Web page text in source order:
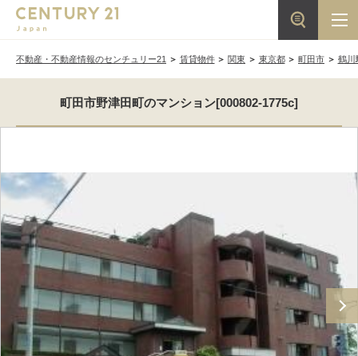
不動産・不動産情報のセンチュリー21 賃貸物件 関東 東京都 町田市 鶴川
町田市野津田町のマンション[000802-1775c]